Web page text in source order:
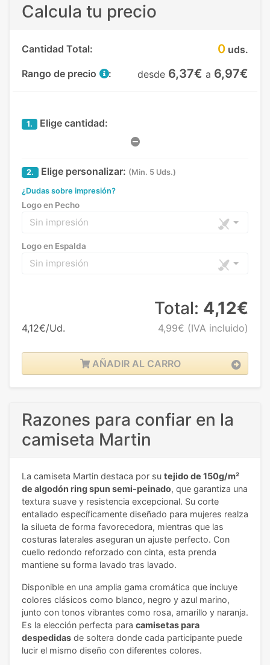
Calcula tu precio
Cantidad Total: 0 uds.
Rango de precio
: desde 6,37€ a 6,97€
1. Elige cantidad:
2. Elige personalizar: (Min. 5 Uds.)
¿Dudas sobre impresión?
Logo en Pecho
Sin impresión
Logo en Espalda
Sin impresión
4,12€/Ud.
Total: 4,12€
4,99€ (IVA incluido)
AÑADIR AL CARRO
Razones para confiar en la
camiseta Martin
La camiseta Martin destaca por su tejido de 150g/m²
de algodón ring spun semi-peinado, que garantiza una
textura suave y resistencia excepcional. Su corte
entallado específicamente diseñado para mujeres realza
la silueta de forma favorecedora, mientras que las
costuras laterales aseguran un ajuste perfecto. Con
cuello redondo reforzado con cinta, esta prenda
mantiene su forma lavado tras lavado.
Disponible en una amplia gama cromática que incluye
colores clásicos como blanco, negro y azul marino,
junto con tonos vibrantes como rosa, amarillo y naranja.
Es la elección perfecta para camisetas para
despedidas de soltera donde cada participante puede
lucir el mismo diseño con diferentes colores.